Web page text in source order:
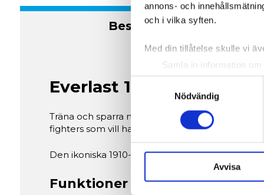
annons- och
och i vilka syften.
Med din tillåtelse skulle vi
Samla in information
Identifiera din enhet
Ta reda på mer om hur
eller dra tillbaka ditt
sociala medier och
till de sociala medier och
med annan information som
Nödvändig
Avvisa
Beskrivning
Everlast 1910 Hook &
Träna och sparra med klassisk stil och modern
fighters som vill ha hög hållbarhet,
Den ikoniska 1910-designen tillsammans med
Funktioner och fördelar